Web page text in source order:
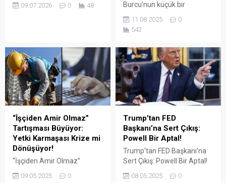
Testi), Diyanet İşleri
Her yıl binlerce aday bu
sınavda yüksek puan
alabilmek için farklı eğitim
kaynaklarına yöneliyor.
Ancak en sık sorulan
sorulardan...
09.07.2026 0 48
Burcu’nun küçük bir
başladı; bugün Serdivan’daki
147 m² showroomu ve 750
Sakarya ve çevre ilçelerde
PVC doğrama, cam balkon,
kış bahçesi, panjur ve
küpeşte çözümlerini tek çatı
altında sunuyor. Fıratpen
kurumsal bayiliği ile çalışıyor
olmamız; profil kalitesi,
aksesuar standardı...
11.08.2025
0
543
“İşçiden Amir Olmaz”
Tartışması Büyüyor:
Yetki Karmaşası Krize mi
Dönüşüyor!
“İşçiden Amir Olmaz”
Karmaşası Krize mi
09.05.2025
0
Trump’tan FED
Başkanı’na Sert Çıkış:
Powell Bir Aptal!
Trump’tan FED Başkanı’na
Sert Çıkış: Powell Bir Aptal!
Trump, Amerikan Merkez
08.05.2025
0